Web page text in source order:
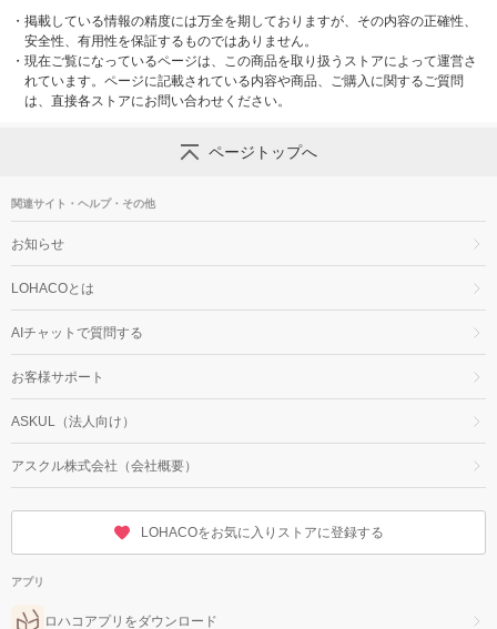
・ 掲載している情報の精度には万全を期しておりますが、その内容の正確性、
安全性、有用性を保証するものではありません。
・ 現在ご覧になっているページは、この商品を取り扱うストアによって運営さ
れています。ページに記載されている内容や商品、ご購入に関するご質問
は、直接各ストアにお問い合わせください。
ページトップへ
関連サイト・ヘルプ・その他
お知らせ
LOHACOとは
AIチャットで質問する
お客様サポート
ASKUL（法人向け）
アスクル株式会社（会社概要）
LOHACOをお気に入りストアに登録する
アプリ
ロハコアプリをダウンロード